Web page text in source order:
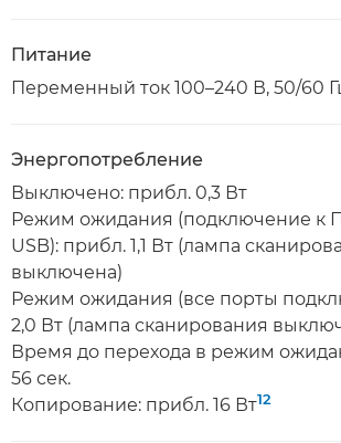
Питание
Переменный ток 100–240 В, 50/60
Энергопотребление
Выключено: прибл. 0,3 Вт
Режим ожидания (подключение к
USB): прибл. 1,1 Вт (лампа
выключена)
Режим ожидания (все порты
2,0 Вт (лампа сканирования
Время до перехода в режим
56 сек.
Копирование: прибл. 16 Вт12